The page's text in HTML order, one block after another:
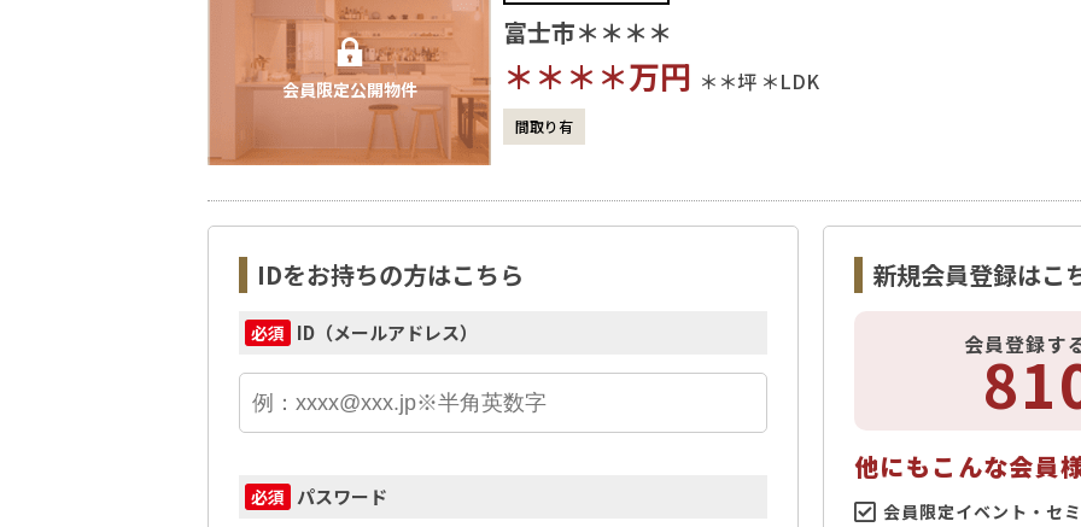
会員限定公開物件
富士市＊＊＊＊
＊＊＊＊万円 ＊＊坪 ＊LDK
間取り有
IDをお持ちの方はこちら
必須 ID（メールアドレス）
必須 パスワード
新規会員登録はこ
会員登録す
他にもこんな会員
会員限定イベント・セ